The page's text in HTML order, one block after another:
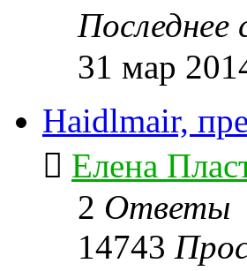
31 мар
Haidlmair,
Елена
2 Ответы
14743